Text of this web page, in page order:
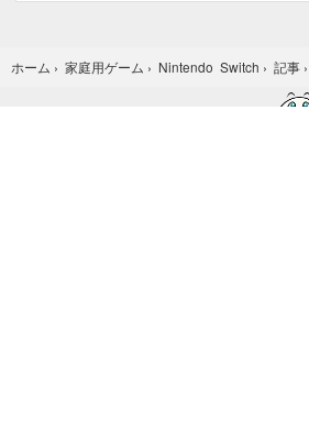
ホーム › 家庭用ゲーム › Nintendo Switch › 記事 ›